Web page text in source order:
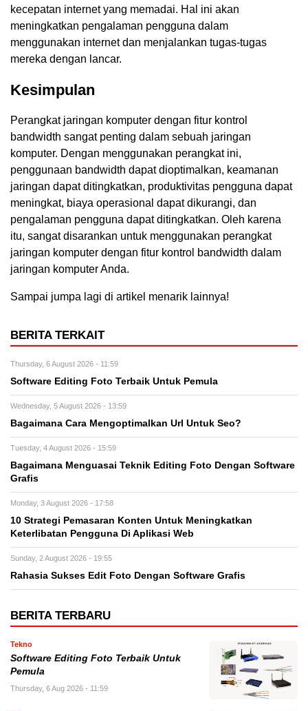
kecepatan internet yang memadai. Hal ini akan
meningkatkan pengalaman pengguna dalam
menggunakan internet dan menjalankan tugas-tugas
mereka dengan lancar.
Kesimpulan
Perangkat jaringan komputer dengan fitur kontrol
bandwidth sangat penting dalam sebuah jaringan
komputer. Dengan menggunakan perangkat ini,
penggunaan bandwidth dapat dioptimalkan, keamanan
jaringan dapat ditingkatkan, produktivitas pengguna dapat
meningkat, biaya operasional dapat dikurangi, dan
pengalaman pengguna dapat ditingkatkan. Oleh karena
itu, sangat disarankan untuk menggunakan perangkat
jaringan komputer dengan fitur kontrol bandwidth dalam
jaringan komputer Anda.
Sampai jumpa lagi di artikel menarik lainnya!
BERITA TERKAIT
Thursday, 6 August 2026 - 11:59
Software Editing Foto Terbaik Untuk Pemula
Wednesday, 5 August 2026 - 13:59
Bagaimana Cara Mengoptimalkan Url Untuk Seo?
Tuesday, 4 August 2026 - 15:59
Bagaimana Menguasai Teknik Editing Foto Dengan Software
Grafis
Monday, 3 August 2026 - 17:58
10 Strategi Pemasaran Konten Untuk Meningkatkan
Keterlibatan Pengguna Di Aplikasi Web
Sunday, 2 August 2026 - 19:55
Rahasia Sukses Edit Foto Dengan Software Grafis
BERITA TERBARU
Tekno
Software Editing Foto Terbaik Untuk
Pemula
Thursday, 6 Aug 2026 - 11:59